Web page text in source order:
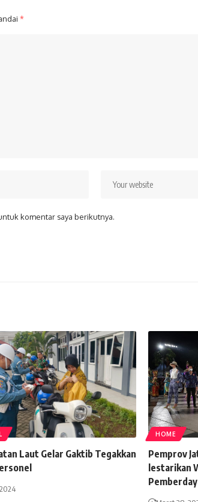
*
komentar saya berikutnya.
Laut Gelar Gaktib Tegakkan
HOME
Pemprov
lestarikan